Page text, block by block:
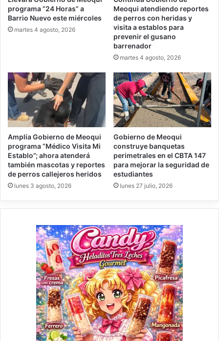
programa “24 Horas” a
Barrio Nuevo este miércoles
martes 4 agosto, 2026
Meoqui atendiendo reportes
de perros con heridas y
visita a establos para
prevenir el gusano
barrenador
martes 4 agosto, 2026
Amplía Gobierno de Meoqui
programa “Médico Visita Mi
Establo”; ahora atenderá
también mascotas y reportes
de perros callejeros heridos
lunes 3 agosto, 2026
Gobierno de Meoqui
construye banquetas
perimetrales en el CBTA 147
para mejorar la seguridad de
estudiantes
lunes 27 julio, 2026